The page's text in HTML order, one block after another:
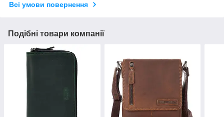
Всі умови повернення
Подібні товари компанії